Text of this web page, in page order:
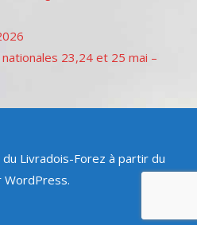
23,24 et 25 mai –
Livradois-Forez à partir du
WordPress.